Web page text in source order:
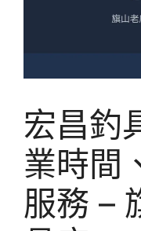
宏昌釣
業時間
服務 –